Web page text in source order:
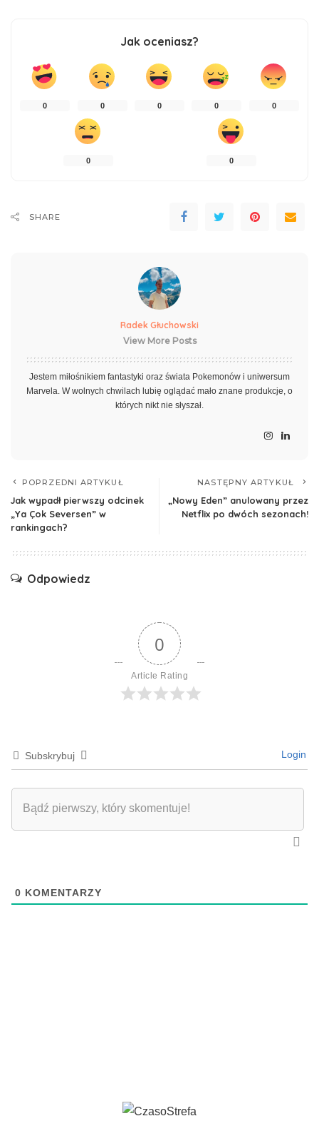
Jak oceniasz?
0 0 0 0 0
0 0
SHARE
Radek Głuchowski
View More Posts
Jestem miłośnikiem fantastyki oraz świata Pokemonów i uniwersum
Marvela. W wolnych chwilach lubię oglądać mało znane produkcje, o
których nikt nie słyszał.
POPRZEDNI ARTYKUŁ
Jak wypadł pierwszy odcinek
„Ya Çok Seversen” w
rankingach?
NASTĘPNY ARTYKUŁ
„Nowy Eden” anulowany przez
Netflix po dwóch sezonach!
Odpowiedz
0
Article Rating
Subskrybuj Login
0 KOMENTARZY